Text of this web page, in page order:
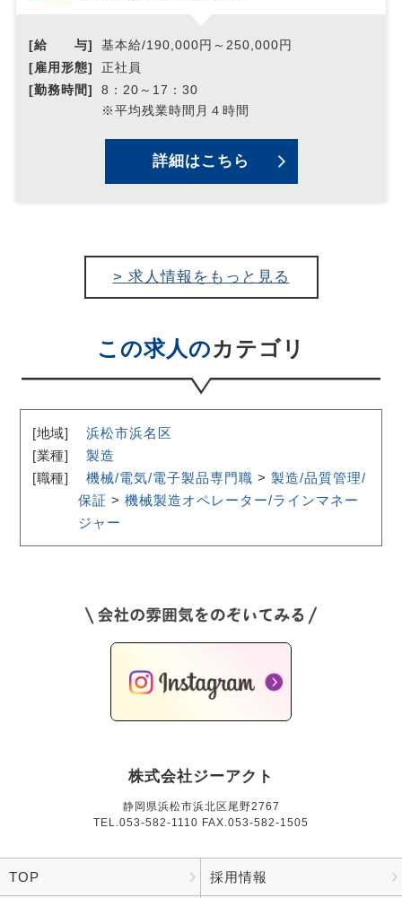
[給 与]
基本給/190,000円～250,000円
[雇用形態]
正社員
[勤務時間]
8：20～17：30
※平均残業時間月４時間
詳細はこちら
> 求人情報をもっと見る
この求人のカテゴリ
[地域]
浜松市浜名区
[業種]
製造
[職種]
機械/電気/電子製品専門職 >製造/品質管理/
保証 >機械製造オペレーター/ラインマネー
ジャー
株式会社ジーアクト
静岡県浜松市浜北区尾野2767
TEL.053-582-1110 FAX.053-582-1505
TOP 採用情報